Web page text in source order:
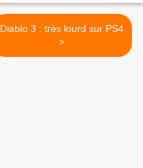
Diablo 3 : très lourd sur PS4
>